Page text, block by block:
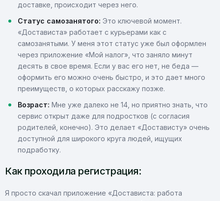
доставке, происходит через него.
Статус самозанятого: Это ключевой момент.
«Достависта» работает с курьерами как с
самозанятыми. У меня этот статус уже был оформлен
через приложение «Мой налог», что заняло минут
десять в свое время. Если у вас его нет, не беда —
оформить его можно очень быстро, и это дает много
преимуществ, о которых расскажу позже.
Возраст: Мне уже далеко не 14, но приятно знать, что
сервис открыт даже для подростков (с согласия
родителей, конечно). Это делает «Достависту» очень
доступной для широкого круга людей, ищущих
подработку.
Как проходила регистрация:
Я просто скачал приложение «Достависта: работа